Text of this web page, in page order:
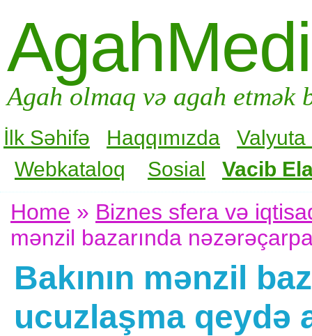
Agah olmaq və agah
İlk Səhifə Haqqımızda
Valyuta
Webkataloq
Sosial Vacib
Home » Biznes sfera və
mənzil bazarında
Bakının mənzil
ucuzlaşma qeydə